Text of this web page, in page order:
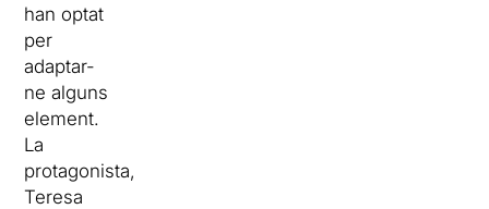
han optat
per
adaptar-
ne alguns
element.
La
protagonista,
Teresa